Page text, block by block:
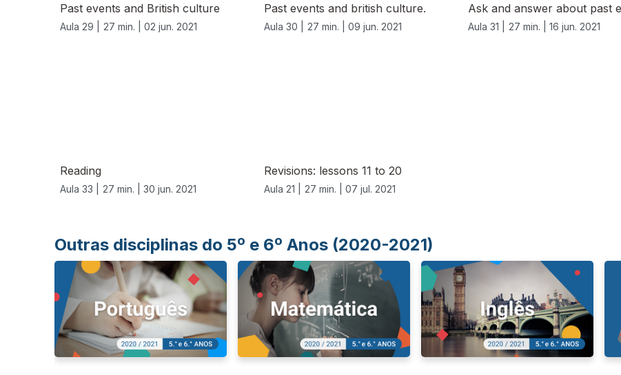
Past events and British culture
Aula 29 | 27 min. | 02 jun. 2021
Past events and british culture.
Aula 30 | 27 min. | 09 jun. 2021
Ask and answer about past
Aula 31 | 27 min. | 16 jun. 2021
Reading
Aula 33 | 27 min. | 30 jun. 2021
Revisions: lessons 11 to 20
Aula 21 | 27 min. | 07 jul. 2021
Outras disciplinas do 5º e 6º Anos (2020-2021)